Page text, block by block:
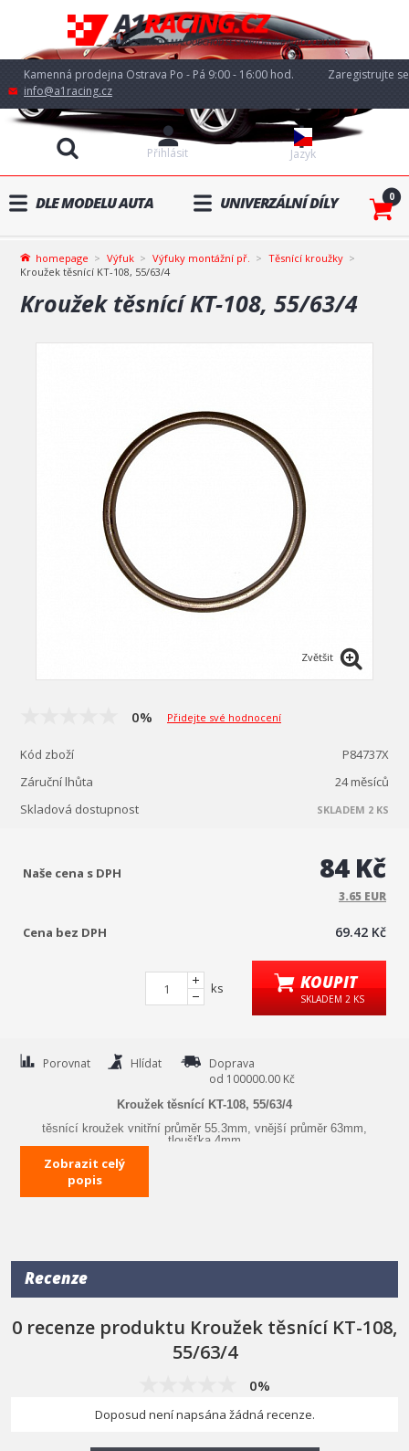
Kamenná prodejna Ostrava Po - Pá 9:00 - 16:00 hod.
info@a1racing.cz
Jazyk
Přihlásit
Zaregistrujte se
DLE MODELU AUTA UNIVERZÁLNÍ DÍLY 0
homepage Výfuk Výfuky montážní př.
Těsnící kroužky
Kroužek těsnící KT-108, 55/63/4
Kroužek těsnící KT-108, 55/63/4
Zvětšit
0% Přidejte své hodnocení
Kód zboží
P84737X
Záruční lhůta
24 měsíců
Skladová dostupnost
SKLADEM 2 KS
Naše cena s DPH 84 Kč
3.65 EUR
Cena bez DPH 69.42 Kč
ks KOUPIT
SKLADEM 2 KS
Porovnat Hlídat
Doprava
od 100000.00 Kč
Kroužek těsnící KT-108, 55/63/4
těsnící kroužek vnitřní průměr 55.3mm, vnější průměr 63mm,
tloušťka 4mm
Zobrazit celý
popis
Recenze
0 recenze produktu Kroužek těsnící KT-108,
55/63/4
0%
Doposud není napsána žádná recenze.